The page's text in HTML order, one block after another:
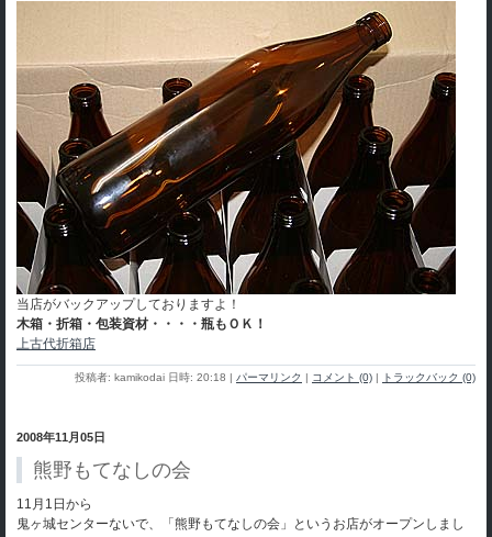
当店がバックアップしておりますよ！
木箱・折箱・包装資材・・・・瓶もＯＫ！
上古代折箱店
投稿者: kamikodai 日時: 20:18 | パーマリンク | コメント (0) | トラックバック (0)
2008年11月05日
熊野もてなしの会
11月1日から
鬼ヶ城センターないで、「熊野もてなしの会」というお店がオープンしまし